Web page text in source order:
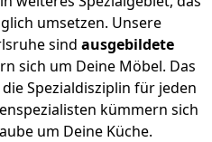
umsetzen. Unsere
sind ausgebildete
sich um Deine Möbel. Das
Spezialdisziplin für jeden
kümmern sich
um Deine Küche.